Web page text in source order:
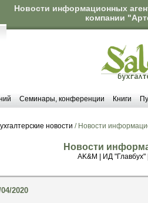
Новости информационных
компании
Семинары, конференции Книги
новости / Новости
Новости
AK&M ИД "Главбух"|
2020